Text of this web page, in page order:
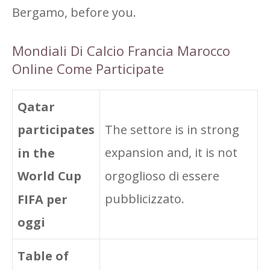
Bergamo, before you.
Mondiali Di Calcio Francia Marocco
Online Come Participate
Qatar
participates
in the
World Cup
FIFA per
oggi
The settore is in strong
expansion and, it is not
orgoglioso di essere
pubblicizzato.
Table of